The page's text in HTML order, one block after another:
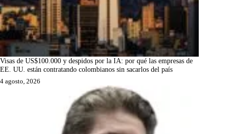
Visas de US$100.000 y despidos por la IA: por qué las empresas de
EE. UU. están contratando colombianos sin sacarlos del país
4 agosto, 2026